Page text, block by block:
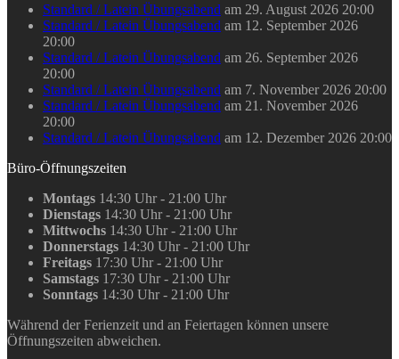
Standard / Latein Übungsabend am 29. August 2026 20:00
Standard / Latein Übungsabend am 12. September 2026
20:00
Standard / Latein Übungsabend am 26. September 2026
20:00
Standard / Latein Übungsabend am 7. November 2026 20:00
Standard / Latein Übungsabend am 21. November 2026
20:00
Standard / Latein Übungsabend am 12. Dezember 2026 20:00
Büro-Öffnungszeiten
Montags 14:30 Uhr - 21:00 Uhr
Dienstags 14:30 Uhr - 21:00 Uhr
Mittwochs 14:30 Uhr - 21:00 Uhr
Donnerstags 14:30 Uhr - 21:00 Uhr
Freitags 17:30 Uhr - 21:00 Uhr
Samstags 17:30 Uhr - 21:00 Uhr
Sonntags 14:30 Uhr - 21:00 Uhr
Während der Ferienzeit und an Feiertagen können unsere
Öffnungszeiten abweichen.